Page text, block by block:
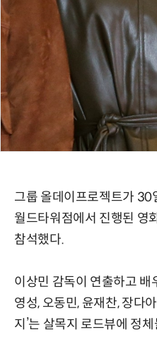
그룹 올데이프로젝트가 30
월드타워점에서 진행된 영
참석했다.
이상민 감독이 연출하고 배
영성, 오동민, 윤재찬, 장다
지’는 살목지 로드뷰에 정